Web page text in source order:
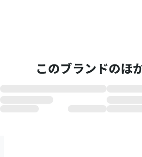
このブランドのほ